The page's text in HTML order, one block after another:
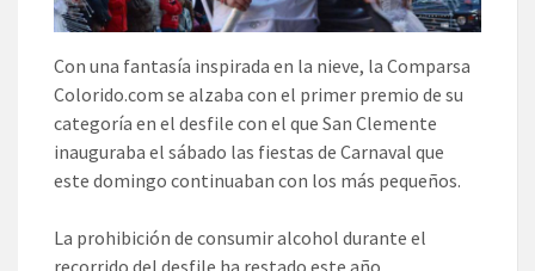
Con una fantasía inspirada en la nieve, la Comparsa
Colorido.com se alzaba con el primer premio de su
categoría en el desfile con el que San Clemente
inauguraba el sábado las fiestas de Carnaval que
este domingo continuaban con los más pequeños.
La prohibición de consumir alcohol durante el
recorrido del desfile ha restado este año